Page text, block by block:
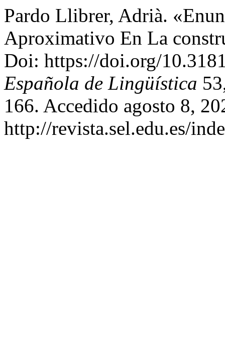
Pardo Llibrer, Adrià.
Aproximativo En La
Doi: https://doi.org/
Española de Lingüística
166. Accedido agosto 8,
http://revista.sel.edu.es/